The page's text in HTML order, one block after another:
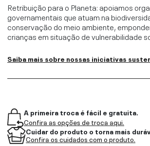
Retribuição para o Planeta: apoiamos
governamentais que atuam na
conservação do meio ambiente,
crianças em situação de vulnerabilidade
Saiba mais sobre nossas iniciativas
A primeira troca é fácil e gratuita.
Confira as opções de troca aqui.
Cuidar do produto o torna mais
Confira os cuidados com o produto.